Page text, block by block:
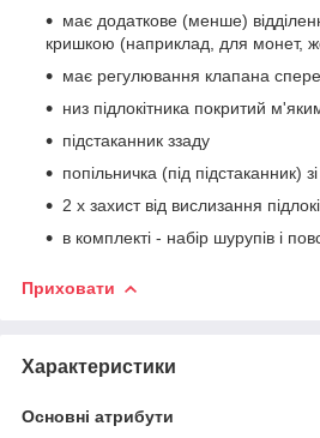
має додаткове (менше)
кришкою (наприклад, для монет,
має регулювання клапана
низ підлокітника покритий
підстаканник ззаду
попільничка (під підстаканник)
2 x захист від вислизання
в комплекті - набір шурупів і
Приховати
Характеристики
Основні атрибути